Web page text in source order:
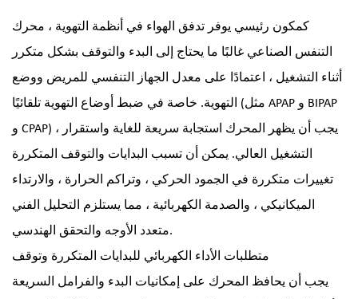
كمكون رئيسي يوفر تدفق الهواء في أنظمة التهوية ، محرك
التنفس الصناعي غالبًا ما يحتاج إلى البدء والتوقف بشكل متكرر
أثناء التشغيل ، اعتمادًا على معدل الجهاز التنفسي للمريض ووضع
التهوية. خاصة في ضبط أوضاع التهوية تلقائيًا (مثل APAP و BIPAP
و CPAP) ، يجب أن يظهر المحرك استجابة سريعة للغاية واستقرار
التشغيل العالي. يمكن أن تسبب البدايات والتوقف المتكررة
تغييرات متكررة في الجمود الحركي ، وتراكم الحرارة ، والارتداء
الميكانيكي ، والصدمة الكهربائية ، مما يستلزم التحليل الفني
متعدد الأوجه والتحقق الهندسي.
متطلبات الأداء الكهربائي للبدايات المتكررة وتوقف
يجب أن يحافظ المحرك على إمكانيات البدء والفرامل السريعة